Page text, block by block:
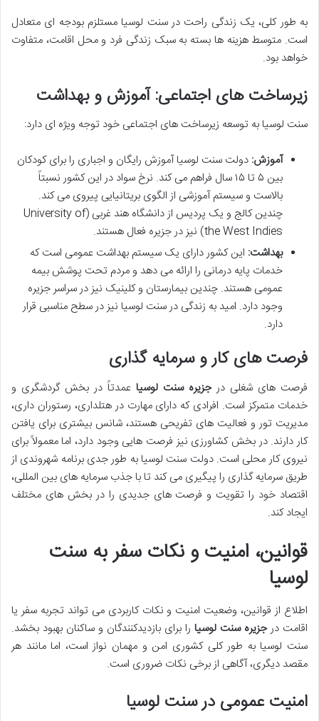
به طور کلی، یک زندگی راحت در سنت لوسیا مستلزم بودجه ای متعادل
است. متوسط هزینه ها بسته به سبک زندگی فرد و محل اقامت، متفاوت
خواهد بود.
زیرساخت های اجتماعی: آموزش و بهداشت
سنت لوسیا به توسعه زیرساخت های اجتماعی خود توجه ویژه ای دارد:
آموزش: دولت سنت لوسیا آموزش رایگان و اجباری را برای کودکان
بین ۵ تا ۱۵ سال فراهم می کند. نرخ سواد در این کشور نسبتاً
بالاست و سیستم آموزشی از الگوی بریتانیایی پیروی می کند.
چندین کالج و یک پردیس از دانشگاه هند غربی (University of
the West Indies) نیز در جزیره فعال هستند.
بهداشت: این کشور دارای یک سیستم بهداشت عمومی است که
خدمات پایه درمانی را ارائه می دهد و مردم تحت پوشش بیمه
عمومی هستند. چندین بیمارستان و کلینیک نیز در سراسر جزیره
وجود دارد. امید به زندگی در سنت لوسیا نیز در سطح مناسبی قرار
دارد.
فرصت های کار و سرمایه گذاری
فرصت های شغلی درجزیره سنت لوسیا عمدتاً در بخش گردشگری و
خدمات متمرکز است. افرادی که دارای مهارت در هتلداری، رستوران داری،
مدیریت تور و فعالیت های تفریحی هستند، شانس بیشتری برای یافتن
کار دارند. در بخش کشاورزی نیز فرصت هایی وجود دارد، اما معمولاً برای
نیروی کار محلی است. دولت سنت لوسیا به طور جدی برنامه شهروندی از
طریق سرمایه گذاری را پیگیری می کند تا با جذب سرمایه های بین المللی،
اقتصاد خود را تقویت و فرصت های جدیدی را در بخش های مختلف
ایجاد کند.
قوانین، امنیت و نکات سفر به سنت
لوسیا
اطلاع از قوانین، وضعیت امنیت و نکات کاربردی می تواند تجربه سفر یا
اقامت درجزیره سنت لوسیا را برای بازدیدکنندگان و ساکنان بهبود بخشد.
سنت لوسیا به طور کلی کشوری امن و مهمان نواز است، اما مانند هر
مقصد دیگری، آگاهی از برخی نکات ضروری است.
امنیت عمومی در سنت لوسیا